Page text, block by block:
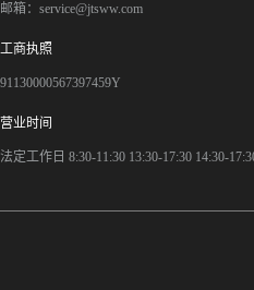
邮箱：service@jtsww.com
工商执照
91130000567397459Y
营业时间
法定工作日 8:30-11:30 13:30-17:30 14:30-